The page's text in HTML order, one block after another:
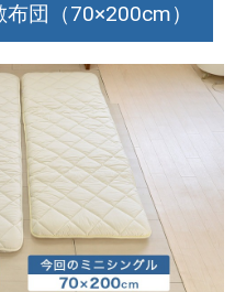
団（70×200cm）